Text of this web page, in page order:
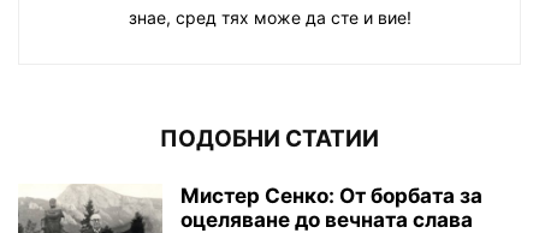
знае, сред тях може да сте и вие!
ПОДОБНИ СТАТИИ
Мистер Сенко: От борбата за
оцеляване до вечната слава